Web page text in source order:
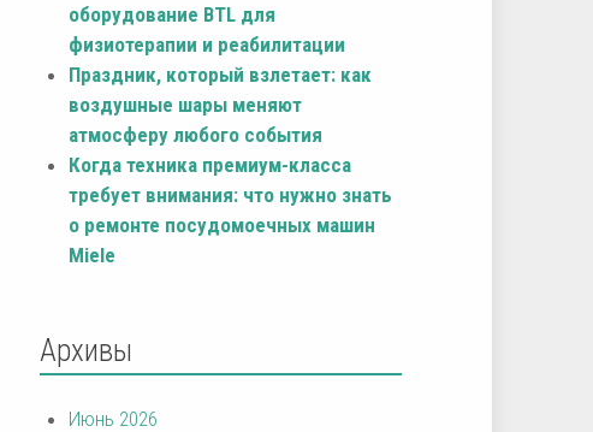
оборудование BTL для
физиотерапии и реабилитации
Праздник, который взлетает: как
воздушные шары меняют
атмосферу любого события
Когда техника премиум-класса
требует внимания: что нужно знать
о ремонте посудомоечных машин
Miele
Архивы
Июнь 2026